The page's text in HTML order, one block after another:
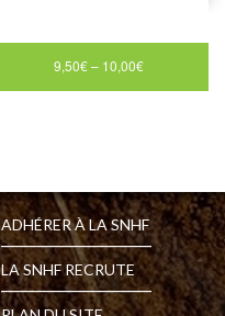
9,50€– 10,00€
ADHÉRER À LA SNHF
LA SNHF RECRUTE